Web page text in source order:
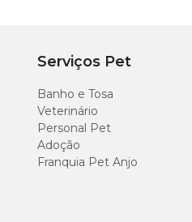
Serviços Pet
Banho e Tosa
Veterinário
Personal Pet
Adoção
Franquia Pet Anjo